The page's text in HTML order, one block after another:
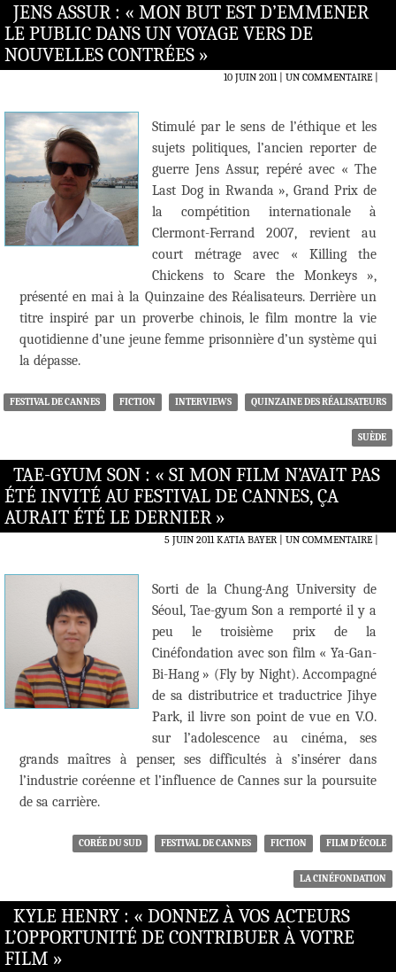
JENS ASSUR : « MON BUT EST D’EMMENER
LE PUBLIC DANS UN VOYAGE VERS DE
NOUVELLES CONTRÉES »
10 JUIN 2011 UN COMMENTAIRE|
Stimulé par le sens de l’éthique et les
sujets politiques, l’ancien reporter de
guerre Jens Assur, repéré avec « The
Last Dog in Rwanda », Grand Prix de
la compétition internationale à
Clermont-Ferrand 2007, revient au
court métrage avec « Killing the
Chickens to Scare the Monkeys »,
présenté en mai à la Quinzaine des Réalisateurs. Derrière un
titre inspiré par un proverbe chinois, le film montre la vie
quotidienne d’une jeune femme prisonnière d’un système qui
la dépasse.
FESTIVAL DE CANNES FICTION INTERVIEWS QUINZAINE DES RÉALISATEURS
SUÈDE
TAE-GYUM SON : « SI MON FILM N’AVAIT PAS
ÉTÉ INVITÉ AU FESTIVAL DE CANNES, ÇA
AURAIT ÉTÉ LE DERNIER »
5 JUIN 2011 KATIA BAYER UN COMMENTAIRE|
Sorti de la Chung-Ang University de
Séoul, Tae-gyum Son a remporté il y a
peu le troisième prix de la
Cinéfondation avec son film « Ya-Gan-
Bi-Hang » (Fly by Night). Accompagné
de sa distributrice et traductrice Jihye
Park, il livre son point de vue en V.O.
sur l’adolescence au cinéma, ses
grands maîtres à penser, ses difficultés à s’insérer dans
l’industrie coréenne et l’influence de Cannes sur la poursuite
de sa carrière.
CORÉE DU SUD FESTIVAL DE CANNES FICTION FILM D'ÉCOLE
LA CINÉFONDATION
KYLE HENRY : « DONNEZ À VOS ACTEURS
L’OPPORTUNITÉ DE CONTRIBUER À VOTRE
FILM »